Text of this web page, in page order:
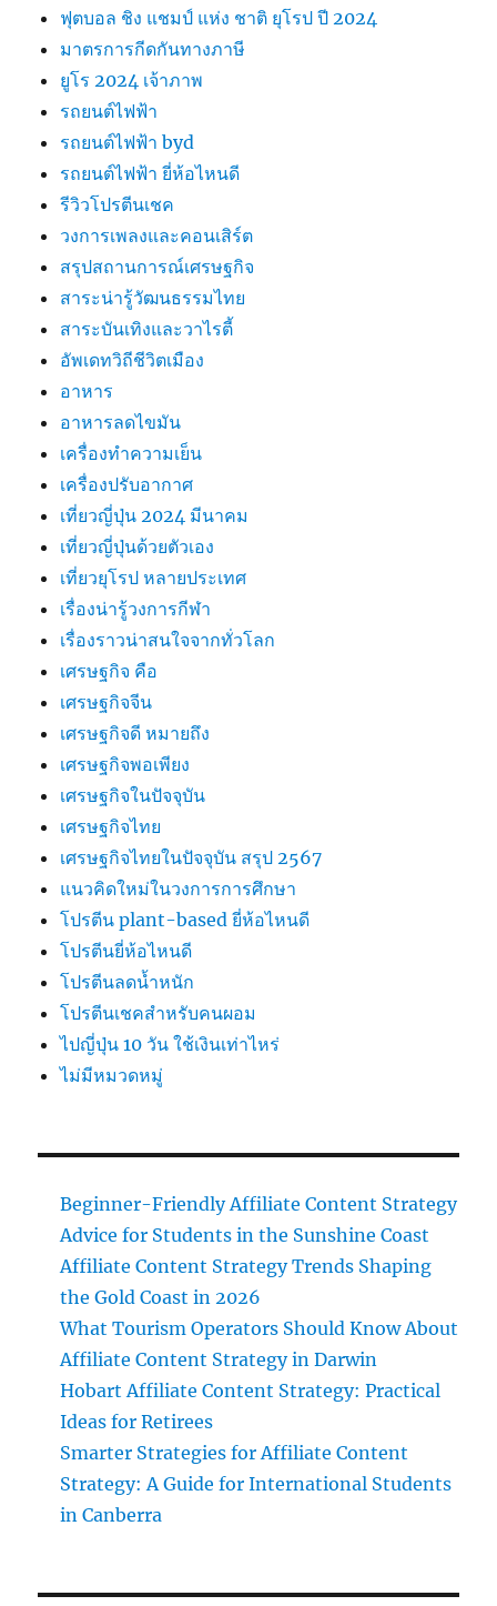
ฟุตบอล ชิง แชมป์ แห่ง ชาติ ยุโรป ปี 2024
มาตรการกีดกันทางภาษี
ยูโร 2024 เจ้าภาพ
รถยนต์ไฟฟ้า
รถยนต์ไฟฟ้า byd
รถยนต์ไฟฟ้า ยี่ห้อไหนดี
รีวิวโปรตีนเชค
วงการเพลงและคอนเสิร์ต
สรุปสถานการณ์เศรษฐกิจ
สาระน่ารู้วัฒนธรรมไทย
สาระบันเทิงและวาไรตี้
อัพเดทวิถีชีวิตเมือง
อาหาร
อาหารลดไขมัน
เครื่องทำความเย็น
เครื่องปรับอากาศ
เที่ยวญี่ปุ่น 2024 มีนาคม
เที่ยวญี่ปุ่นด้วยตัวเอง
เที่ยวยุโรป หลายประเทศ
เรื่องน่ารู้วงการกีฬา
เรื่องราวน่าสนใจจากทั่วโลก
เศรษฐกิจ คือ
เศรษฐกิจจีน
เศรษฐกิจดี หมายถึง
เศรษฐกิจพอเพียง
เศรษฐกิจในปัจจุบัน
เศรษฐกิจไทย
เศรษฐกิจไทยในปัจจุบัน สรุป 2567
แนวคิดใหม่ในวงการการศึกษา
โปรตีน plant-based ยี่ห้อไหนดี
โปรตีนยี่ห้อไหนดี
โปรตีนลดน้ำหนัก
โปรตีนเชคสำหรับคนผอม
ไปญี่ปุ่น 10 วัน ใช้เงินเท่าไหร่
ไม่มีหมวดหมู่
Beginner-Friendly Affiliate Content Strategy
Advice for Students in the Sunshine Coast
Affiliate Content Strategy Trends Shaping
the Gold Coast in 2026
What Tourism Operators Should Know About
Affiliate Content Strategy in Darwin
Hobart Affiliate Content Strategy: Practical
Ideas for Retirees
Smarter Strategies for Affiliate Content
Strategy: A Guide for International Students
in Canberra